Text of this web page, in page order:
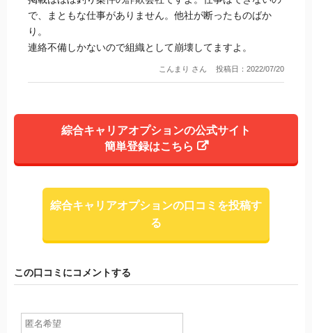
で、まともな仕事がありません。他社が断ったものばか
り。
連絡不備しかないので組織として崩壊してますよ。
こんまり さん 投稿日：2022/07/20
綜合キャリアオプションの公式サイト
簡単登録はこちら
綜合キャリアオプションの口コミを投稿す
る
この口コミにコメントする